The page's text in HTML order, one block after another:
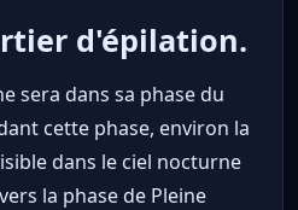
d'épilation.
sera dans sa phase du
cette phase, environ la
dans le ciel nocturne
la phase de Pleine